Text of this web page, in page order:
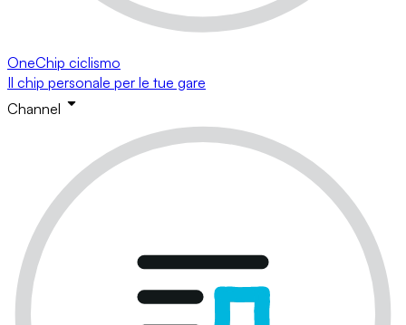
OneChip ciclismo
Il chip personale per le tue gare
Channel